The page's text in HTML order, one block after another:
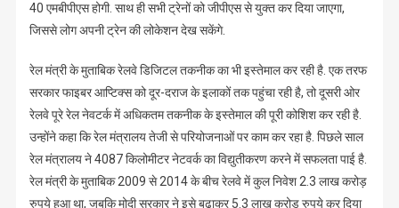
40 एमबीपीएस होगी. साथ ही सभी ट्रेनों को जीपीएस से युक्त कर दिया जाएगा,
जिससे लोग अपनी ट्रेन की लोकेशन देख सकेंगे.
रेल मंत्री के मुताबिक रेलवे डिजिटल तकनीक का भी इस्तेमाल कर रही है. एक तरफ
सरकार फाइबर आप्टिक्स को दूर-दराज के इलाकों तक पहुंचा रही है, तो दूसरी ओर
रेलवे पूरे रेल नेवटर्क में अधिकतम तकनीक के इस्तेमाल की पूरी कोशिश कर रही है.
उन्होंने कहा कि रेल मंत्रालय तेजी से परियोजनाओं पर काम कर रहा है. पिछले साल
रेल मंत्रालय ने 4087 किलोमीटर नेटवर्क का विद्युतीकरण करने में सफलता पाई है.
रेल मंत्री के मुताबिक 2009 से 2014 के बीच रेलवे में कुल निवेश 2.3 लाख करोड़
रुपये हुआ था, जबकि मोदी सरकार ने इसे बढ़ाकर 5.3 लाख करोड़ रुपये कर दिया